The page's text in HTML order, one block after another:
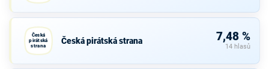
Česká
pirátská
strana
Česká pirátská strana 7,48 %
14 hlasů